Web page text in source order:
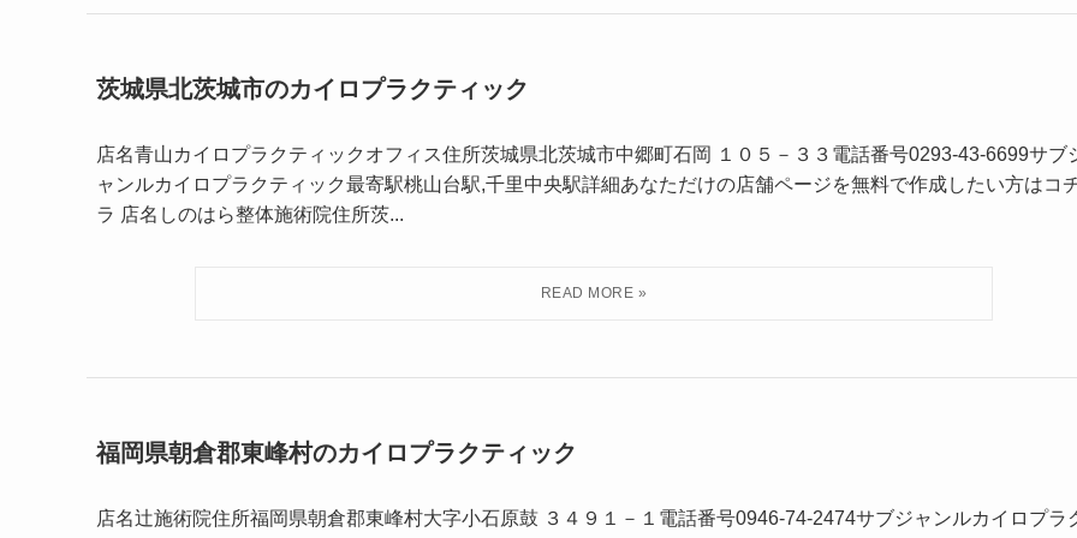
茨城県北茨城市のカイロプラクティック
店名青山カイロプラクティックオフィス住所茨城県北茨城市中郷町石岡 １０５－３３電話番号0293-43-6699サブ
ャンルカイロプラクティック最寄駅桃山台駅,千里中央駅詳細あなただけの店舗ページを無料で作成したい方はコ
ラ 店名しのはら整体施術院住所茨...
福岡県朝倉郡東峰村のカイロプラクティック
店名辻施術院住所福岡県朝倉郡東峰村大字小石原鼓 ３４９１－１電話番号0946-74-2474サブジャンルカイロプラ